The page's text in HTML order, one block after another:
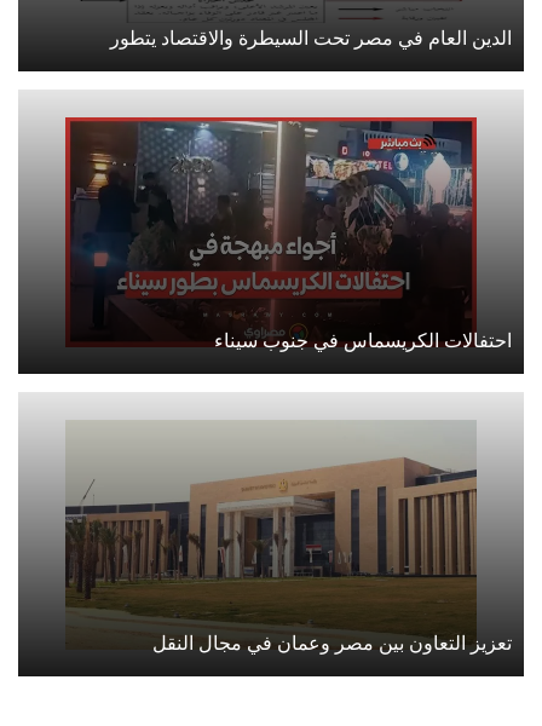
الدين العام في مصر تحت السيطرة والاقتصاد يتطور
احتفالات الكريسماس في جنوب سيناء
تعزيز التعاون بين مصر وعمان في مجال النقل